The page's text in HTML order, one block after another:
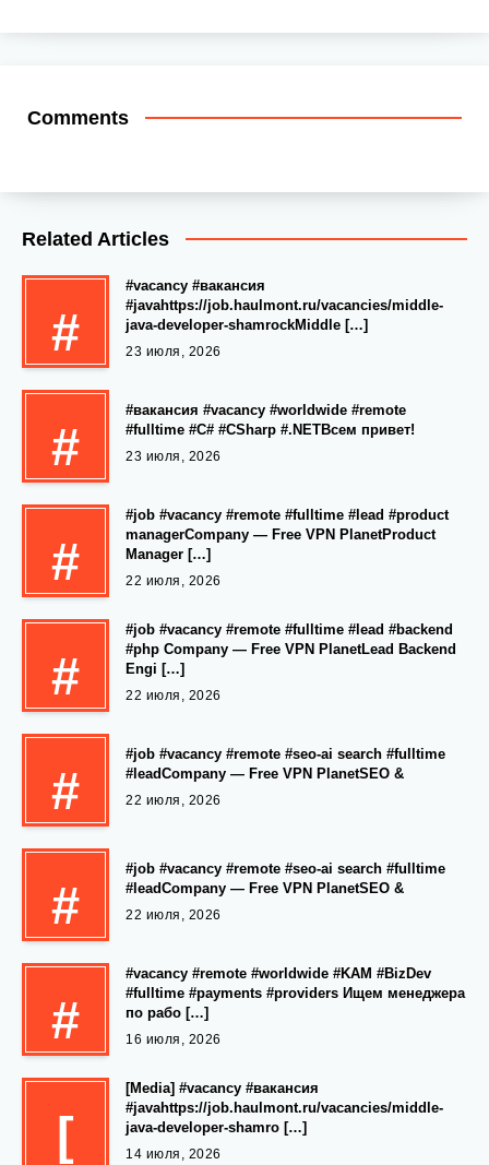
Comments
Related Articles
#
#vacancy #вакансия
#javahttps://job.haulmont.ru/vacancies/middle-
java-developer-shamrockMiddle […]
23 июля, 2026
#
#вакансия #vacancy #worldwide #remote
#fulltime #C# #CSharp #.NETВсем привет!
23 июля, 2026
#
#job #vacancy #remote #fulltime #lead #product
managerCompany — Free VPN PlanetProduct
Manager […]
22 июля, 2026
#
#job #vacancy #remote #fulltime #lead #backend
#php Company — Free VPN PlanetLead Backend
Engi […]
22 июля, 2026
#
#job #vacancy #remote #seo-ai search #fulltime
#leadCompany — Free VPN PlanetSEO &
22 июля, 2026
#
#job #vacancy #remote #seo-ai search #fulltime
#leadCompany — Free VPN PlanetSEO &
22 июля, 2026
#
#vacancy #remote #worldwide #KAM #BizDev
#fulltime #payments #providers Ищем менеджера
по рабо […]
16 июля, 2026
[
[Media] #vacancy #вакансия
#javahttps://job.haulmont.ru/vacancies/middle-
java-developer-shamro […]
14 июля, 2026